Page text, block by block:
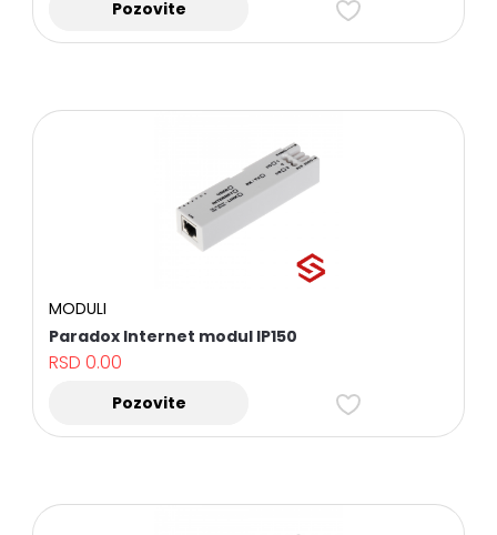
Pozovite
MODULI
Paradox Internet modul IP150
RSD0.00
Pozovite